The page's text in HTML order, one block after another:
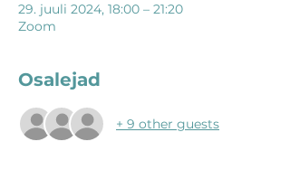
29. juuli 2024, 18:00 – 21:20
Zoom
Osalejad
+ 9 other guests